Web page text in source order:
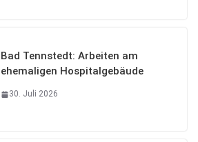
Bad Tennstedt: Arbeiten am
ehemaligen Hospitalgebäude
30. Juli 2026